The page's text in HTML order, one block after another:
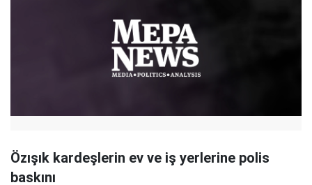
Özışık kardeşlerin ev ve iş yerlerine polis
baskını